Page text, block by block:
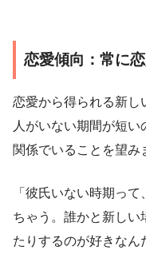
恋愛傾向：常に
恋愛から得られる新し
人がいない期間が短
関係でいることを望み
「彼氏いない時期っ
ちゃう。誰かと新しい
たりするのが好きなん